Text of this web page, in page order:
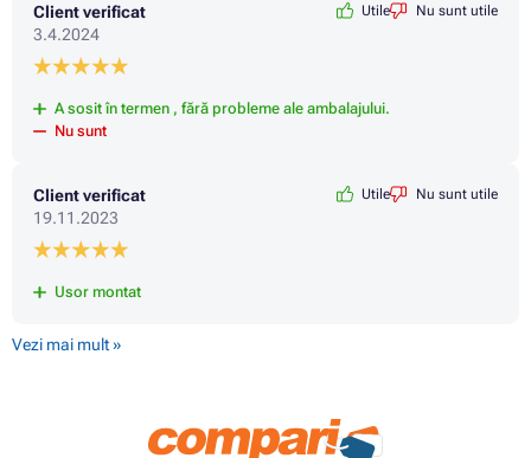
Client verificat
3.4.2024
Utile Nu sunt utile
A sosit în termen , fără probleme ale ambalajului.
Nu sunt
Client verificat
19.11.2023
Utile Nu sunt utile
Usor montat
Vezi mai mult »